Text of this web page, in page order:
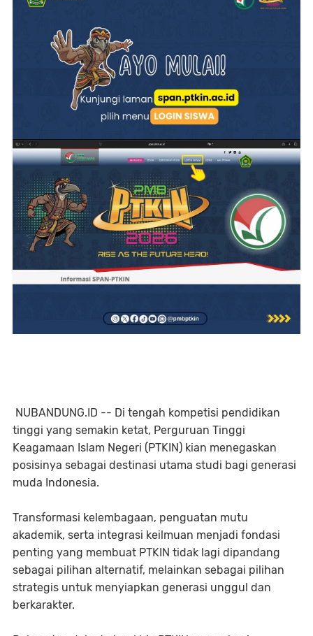
NUBANDUNG.ID -- Di tengah kompetisi pendidikan
tinggi yang semakin ketat, Perguruan Tinggi
Keagamaan Islam Negeri (PTKIN) kian menegaskan
posisinya sebagai destinasi utama studi bagi generasi
muda Indonesia.
Transformasi kelembagaan, penguatan mutu
akademik, serta integrasi keilmuan menjadi fondasi
penting yang membuat PTKIN tidak lagi dipandang
sebagai pilihan alternatif, melainkan sebagai pilihan
strategis untuk menyiapkan generasi unggul dan
berkarakter.